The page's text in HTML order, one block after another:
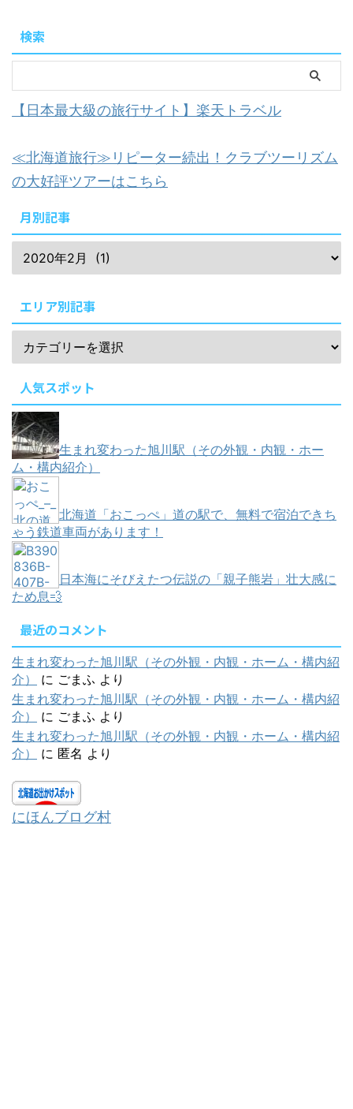
検索
【日本最大級の旅行サイト】楽天トラベル
≪北海道旅行≫リピーター続出！クラブツーリズム
の大好評ツアーはこちら
月別記事
エリア別記事
人気スポット
生まれ変わった旭川駅（その外観・内観・ホー
ム・構内紹介）
北海道「おこっぺ」道の駅で、無料で宿泊できち
ゃう鉄道車両があります！
日本海にそびえたつ伝説の「親子熊岩」壮大感に
ため息💨
最近のコメント
生まれ変わった旭川駅（その外観・内観・ホーム・構内紹
介）
に ごまふ より
生まれ変わった旭川駅（その外観・内観・ホーム・構内紹
介）
に ごまふ より
生まれ変わった旭川駅（その外観・内観・ホーム・構内紹
介）
に 匿名 より
にほんブログ村